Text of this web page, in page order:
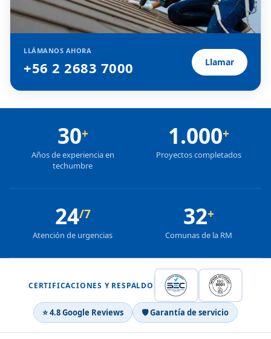
LLÁMANOS AHORA
+56 2 2683 7000 Llamar
30+
Años de experiencia en
techumbre
1.000+
Proyectos completados
24/7
Atención de urgencias
32+
Comunas de la RM
CERTIFICACIONES Y RESPALDO
⭐ 4.8 Google Reviews 🛡 Garantía de servicio